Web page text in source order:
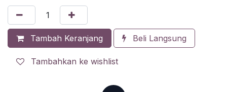
Tambah Keranjang Beli Langsung
Tambahkan ke wishlist